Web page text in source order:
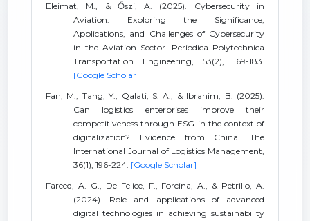
Eleimat, M., & Őszi, A. (2025). Cybersecurity in
Aviation: Exploring the Significance,
Applications, and Challenges of Cybersecurity
in the Aviation Sector. Periodica Polytechnica
Transportation Engineering, 53(2), 169-183.
[Google Scholar]
Fan, M., Tang, Y., Qalati, S. A., & Ibrahim, B. (2025).
Can logistics enterprises improve their
competitiveness through ESG in the context of
digitalization? Evidence from China. The
International Journal of Logistics Management,
36(1), 196-224. [Google Scholar]
Fareed, A. G., De Felice, F., Forcina, A., & Petrillo, A.
(2024). Role and applications of advanced
digital technologies in achieving sustainability